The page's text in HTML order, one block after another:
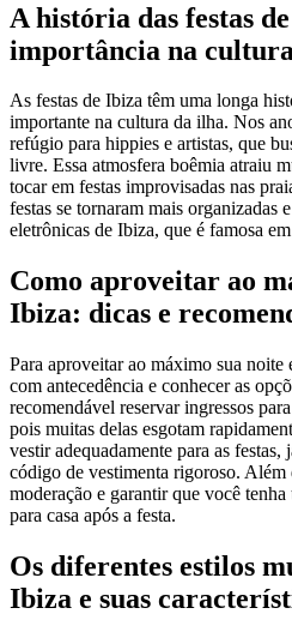
A história das festas
importância na
As festas de Ibiza têm uma longa
importante na cultura da ilha. Nos
refúgio para hippies e artistas, que
livre. Essa atmosfera boêmia atraiu
tocar em festas improvisadas nas
festas se tornaram mais organizadas
eletrônicas de Ibiza, que é famosa
Como aproveitar ao
Ibiza: dicas e
Para aproveitar ao máximo sua
com antecedência e conhecer as
recomendável reservar ingressos
pois muitas delas esgotam
vestir adequadamente para as
código de vestimenta rigoroso.
moderação e garantir que você
para casa após a festa.
Os diferentes estilos
Ibiza e suas